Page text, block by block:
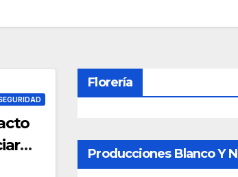
Florería
Producciones Blanco Y